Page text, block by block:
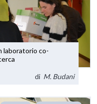
laboratorio co-
di M. Budani